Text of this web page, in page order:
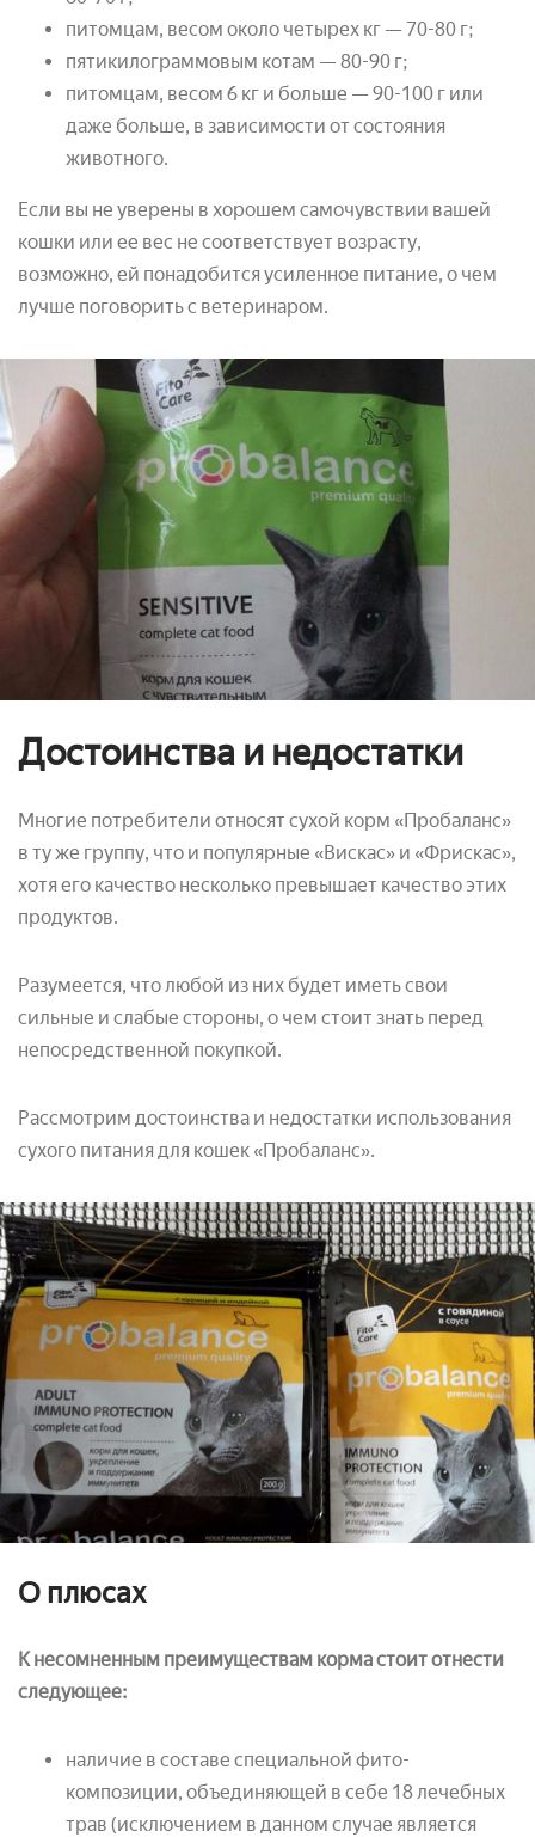
питомцам, весом около четырех кг — 70-80 г;
пятикилограммовым котам — 80-90 г;
питомцам, весом 6 кг и больше — 90-100 г или
даже больше, в зависимости от состояния
животного.
Если вы не уверены в хорошем самочувствии вашей
кошки или ее вес не соответствует возрасту,
возможно, ей понадобится усиленное питание, о чем
лучше поговорить с ветеринаром.
Достоинства и недостатки
Многие потребители относят сухой корм «Пробаланс»
в ту же группу, что и популярные «Вискас» и «Фрискас»,
хотя его качество несколько превышает качество этих
продуктов.
Разумеется, что любой из них будет иметь свои
сильные и слабые стороны, о чем стоит знать перед
непосредственной покупкой.
Рассмотрим достоинства и недостатки использования
сухого питания для кошек «Пробаланс».
О плюсах
К несомненным преимуществам корма стоит отнести
следующее:
наличие в составе специальной фито-
композиции, объединяющей в себе 18 лечебных
трав (исключением в данном случае является